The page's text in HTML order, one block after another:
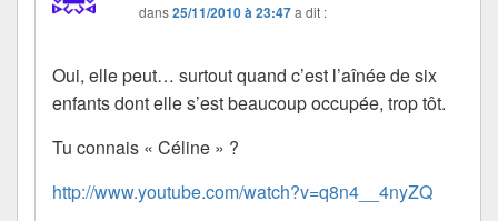
dans25/11/2010 à 23:47a dit :
Oui, elle peut… surtout quand c’est l’aînée de six
enfants dont elle s’est beaucoup occupée, trop tôt.
Tu connais « Céline » ?
http://www.youtube.com/watch?v=q8n4__4nyZQ